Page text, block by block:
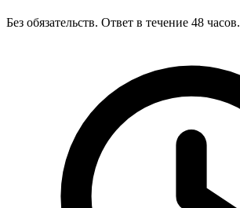
Без обязательств. Ответ в течение 48 часов.